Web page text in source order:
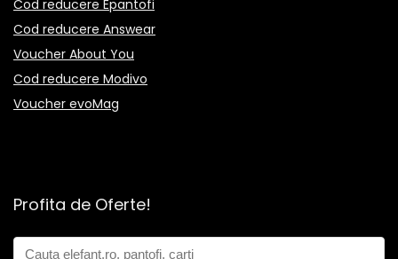
Cod reducere Epantofi
Cod reducere Answear
Voucher About You
Cod reducere Modivo
Voucher evoMag
Profita de Oferte!